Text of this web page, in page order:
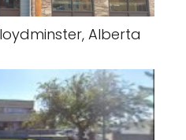
Alberta